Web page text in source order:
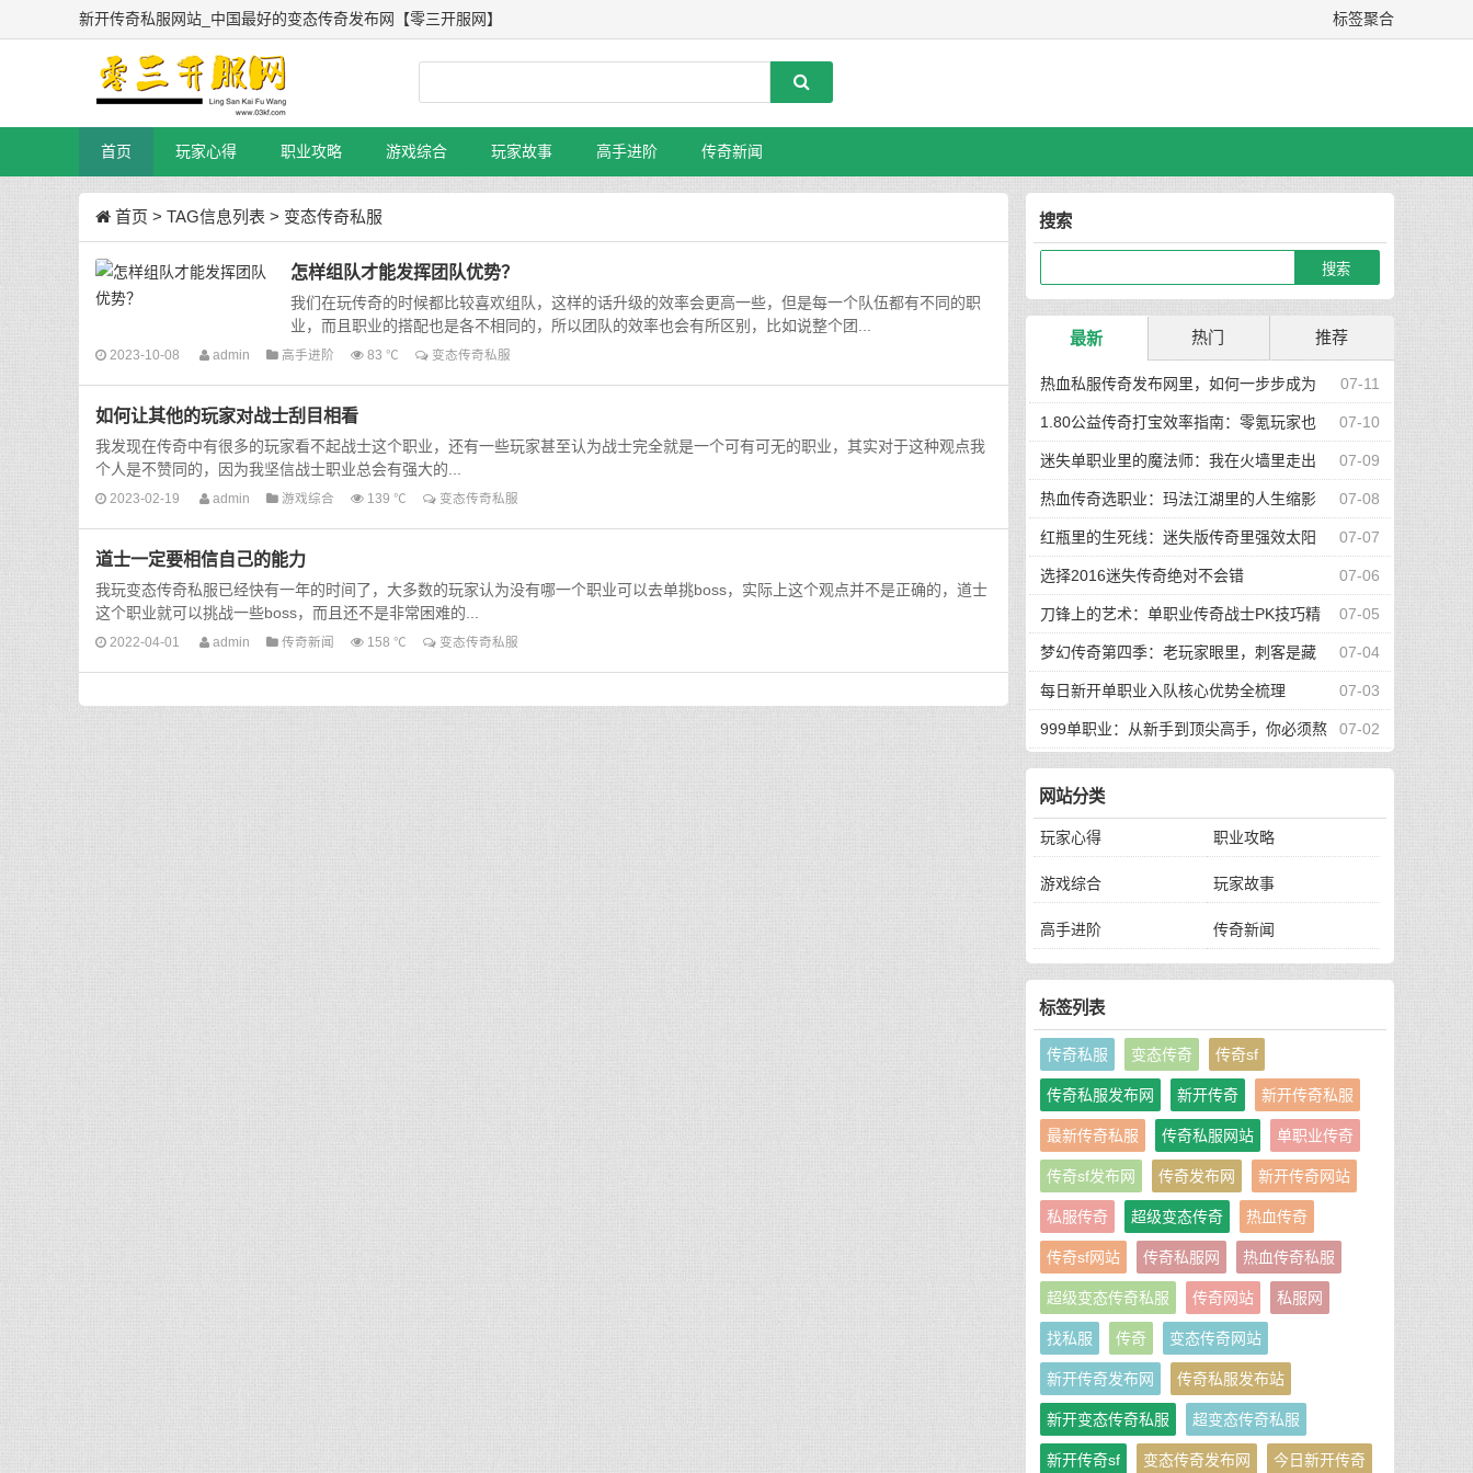
新开传奇私服网站_中国最好的变态传奇发布网【零三开服网】 标签聚合
首页 玩家心得 职业攻略 游戏综合 玩家故事 高手进阶 传奇新闻
首页 > TAG信息列表 > 变态传奇私服
怎样组队才能发挥团队优势？
我们在玩传奇的时候都比较喜欢组队，这样的话升级的效率会更高一些，但是每一个队伍都有不同的职
业，而且职业的搭配也是各不相同的，所以团队的效率也会有所区别，比如说整个团...
2023-10-08 admin 高手进阶 83 ℃ 变态传奇私服
如何让其他的玩家对战士刮目相看
我发现在传奇中有很多的玩家看不起战士这个职业，还有一些玩家甚至认为战士完全就是一个可有可无的职业，其实对于这种观点我
个人是不赞同的，因为我坚信战士职业总会有强大的...
2023-02-19 admin 游戏综合 139 ℃ 变态传奇私服
道士一定要相信自己的能力
我玩变态传奇私服已经快有一年的时间了，大多数的玩家认为没有哪一个职业可以去单挑boss，实际上这个观点并不是正确的，道士
这个职业就可以挑战一些boss，而且还不是非常困难的...
2022-04-01 admin 传奇新闻 158 ℃ 变态传奇私服
搜索
最新 热门 推荐
07-11
热血私服传奇发布网里，如何一步步成为
真正的高手玩家 07-10
1.80公益传奇打宝效率指南：零氪玩家也
能快速集齐神装 07-09
迷失单职业里的魔法师：我在火墙里走出
的升级路 07-08
热血传奇选职业：玛法江湖里的人生缩影
07-07
红瓶里的生死线：迷失版传奇里强效太阳
水的逆袭传奇 07-06
选择2016迷失传奇绝对不会错
07-05
刀锋上的艺术：单职业传奇战士PK技巧精
要 07-04
梦幻传奇第四季：老玩家眼里，刺客是藏
在阴影里的艺术 07-03
每日新开单职业入队核心优势全梳理
07-02
999单职业：从新手到顶尖高手，你必须熬
过的四道生死关
网站分类
玩家心得 职业攻略
游戏综合 玩家故事
高手进阶 传奇新闻
标签列表
传奇私服 变态传奇 传奇sf
传奇私服发布网 新开传奇 新开传奇私服
最新传奇私服 传奇私服网站 单职业传奇
传奇sf发布网 传奇发布网 新开传奇网站
私服传奇 超级变态传奇 热血传奇
传奇sf网站 传奇私服网 热血传奇私服
超级变态传奇私服 传奇网站 私服网
找私服 传奇 变态传奇网站
新开传奇发布网 传奇私服发布站
新开变态传奇私服 超变态传奇私服
新开传奇sf 变态传奇发布网 今日新开传奇